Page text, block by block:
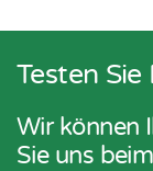
Testen
Wir können
Sie uns